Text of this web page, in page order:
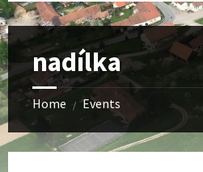
nadílka
Home / Events